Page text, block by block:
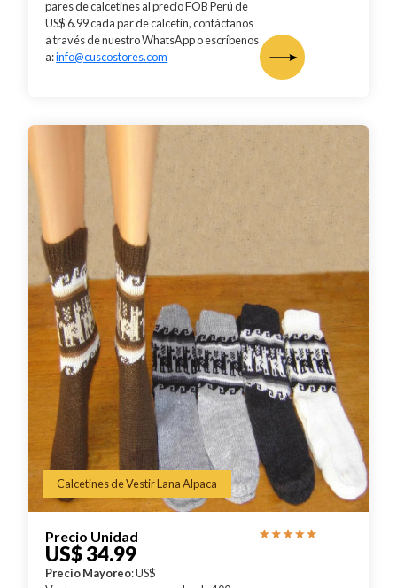
pares de calcetines al precio FOB Perú de
US$ 6.99 cada par de calcetín, contáctanos
a través de nuestro WhatsApp o escríbenos
a:info@cuscostores.com
Calcetines de Vestir Lana Alpaca
Precio Unidad
US$ 34.99
Precio Mayoreo: US$